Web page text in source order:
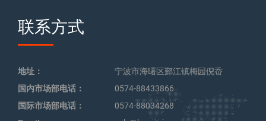
联系方式
地址：
宁波市海曙区鄞江镇梅园倪岙
国内市场部电话：
0574-88433866
国际市场部电话：
0574-88034268